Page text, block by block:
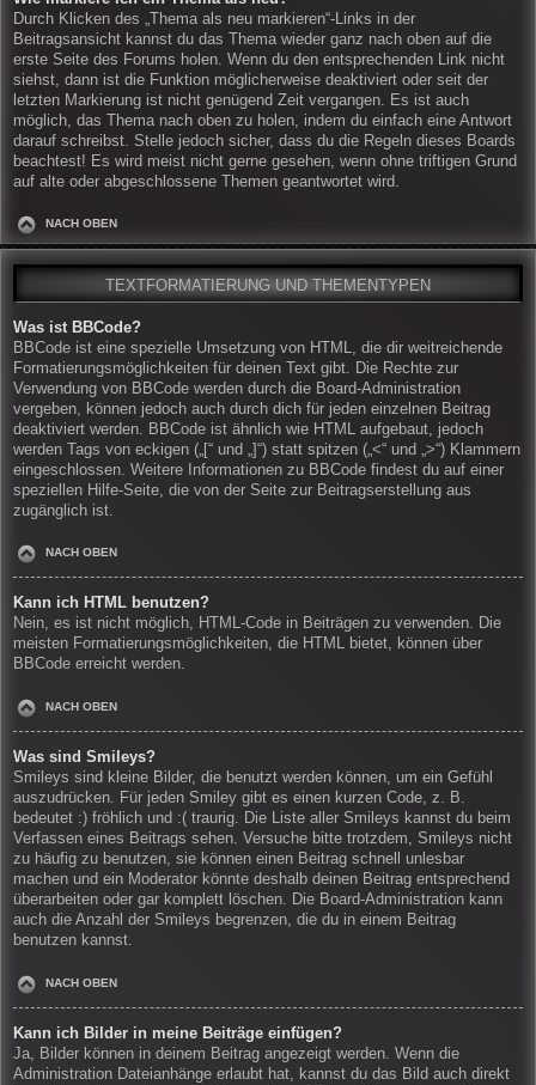
Durch Klicken des „Thema als neu markieren“-Links in der
Beitragsansicht kannst du das Thema wieder ganz nach oben auf die
erste Seite des Forums holen. Wenn du den entsprechenden Link nicht
siehst, dann ist die Funktion möglicherweise deaktiviert oder seit der
letzten Markierung ist nicht genügend Zeit vergangen. Es ist auch
möglich, das Thema nach oben zu holen, indem du einfach eine Antwort
darauf schreibst. Stelle jedoch sicher, dass du die Regeln dieses Boards
beachtest! Es wird meist nicht gerne gesehen, wenn ohne triftigen Grund
auf alte oder abgeschlossene Themen geantwortet wird.
NACH OBEN
TEXTFORMATIERUNG UND THEMENTYPEN
Was ist BBCode?
BBCode ist eine spezielle Umsetzung von HTML, die dir weitreichende
Formatierungsmöglichkeiten für deinen Text gibt. Die Rechte zur
Verwendung von BBCode werden durch die Board-Administration
vergeben, können jedoch auch durch dich für jeden einzelnen Beitrag
deaktiviert werden. BBCode ist ähnlich wie HTML aufgebaut, jedoch
werden Tags von eckigen („[“ und „]“) statt spitzen („<“ und „>“) Klammern
eingeschlossen. Weitere Informationen zu BBCode findest du auf einer
speziellen Hilfe-Seite, die von der Seite zur Beitragserstellung aus
zugänglich ist.
NACH OBEN
Kann ich HTML benutzen?
Nein, es ist nicht möglich, HTML-Code in Beiträgen zu verwenden. Die
meisten Formatierungsmöglichkeiten, die HTML bietet, können über
BBCode erreicht werden.
NACH OBEN
Was sind Smileys?
Smileys sind kleine Bilder, die benutzt werden können, um ein Gefühl
auszudrücken. Für jeden Smiley gibt es einen kurzen Code, z. B.
bedeutet :) fröhlich und :( traurig. Die Liste aller Smileys kannst du beim
Verfassen eines Beitrags sehen. Versuche bitte trotzdem, Smileys nicht
zu häufig zu benutzen, sie können einen Beitrag schnell unlesbar
machen und ein Moderator könnte deshalb deinen Beitrag entsprechend
überarbeiten oder gar komplett löschen. Die Board-Administration kann
auch die Anzahl der Smileys begrenzen, die du in einem Beitrag
benutzen kannst.
NACH OBEN
Kann ich Bilder in meine Beiträge einfügen?
Ja, Bilder können in deinem Beitrag angezeigt werden. Wenn die
Administration Dateianhänge erlaubt hat, kannst du das Bild auch direkt